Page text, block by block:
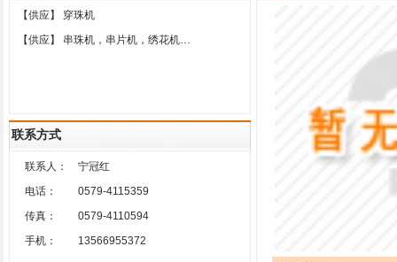
【供应】
穿珠机
【供应】
串珠机，串片机，绣花机…
联系方式
联系人：
宁冠红
电话：
0579-4115359
传真：
0579-4110594
手机：
13566955372